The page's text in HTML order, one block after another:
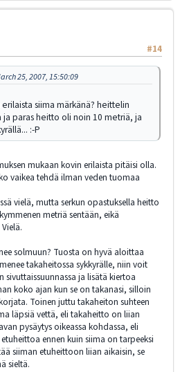
#14
25, 2007, 15:50:09
siima märkänä? heittelin
ja paras heitto oli noin 10 metriä, ja
:-P
mukaan kovin erilaista pitäisi olla.
vaikea tehdä ilman veden tuomaa
vielä, mutta serkun opastuksella heitto
metriä sentään, eikä
solmuun? Tuosta on hyvä aloittaa
takaheitossa sykkyrälle, niin voit
ja lisätä kiertoa
koko ajan kun se on takanasi, silloin
Toinen juttu takaheiton suhteen
läpsiä vettä, eli takaheitto on liian
pysäytys oikeassa kohdassa, eli
ennen kuin siima on tarpeeksi
siiman etuheittoon liian aikaisin, se
sieltä.